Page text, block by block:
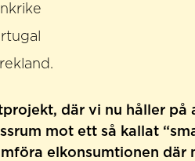
där vi nu håller på
mot ett så kallat
elkonsumtionen där